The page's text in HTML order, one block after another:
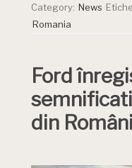
Category: News
Romania
Ford
din